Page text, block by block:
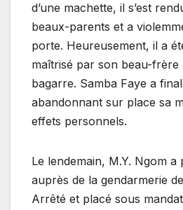
d’une machette, il s’est
beaux-parents et a
porte. Heureusement, il a
maîtrisé par son beau-frère
bagarre. Samba Faye a
abandonnant sur place sa
effets personnels.
Le lendemain, M.Y. Ngom a
auprès de la gendarmerie
Arrêté et placé sous